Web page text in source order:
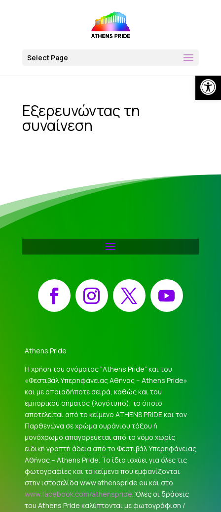
Select Page
Εξερευνώντας τη
συναίνεση
Facebook Instagram X YouTube
Athens Pride
Η χρήση του ονόματος “Athens Pride” και του
«Φεστιβάλ Υπερηφάνειας Αθήνας – Athens Pride»
και με οποιαδήποτε σειρά, καθώς και του
εμπορικού σήματος (λογότυπο), το όποιο
αποτελείται από το κείμενο ATHENS PRIDE και τον
Παρθενώνα σε χρώμα ουράνιου τόξου ή
μονόχρωμο απαγορεύεται από το νόμο χωρίς
ειδική γραπτή άδεια από το Φεστιβάλ Υπερηφάνειας
Αθήνας – Athens Pride. Το ίδιο ισχύει για όλες τις
φωτογραφίες και τα κείμενα που εμφανίζονται
στην ιστοσελίδα www.athenspride.eu και στο
www.facebook.com/athenspride. Όλες οι δράσεις
του Athens Pride καλύπτονται με φωτογράφιση /